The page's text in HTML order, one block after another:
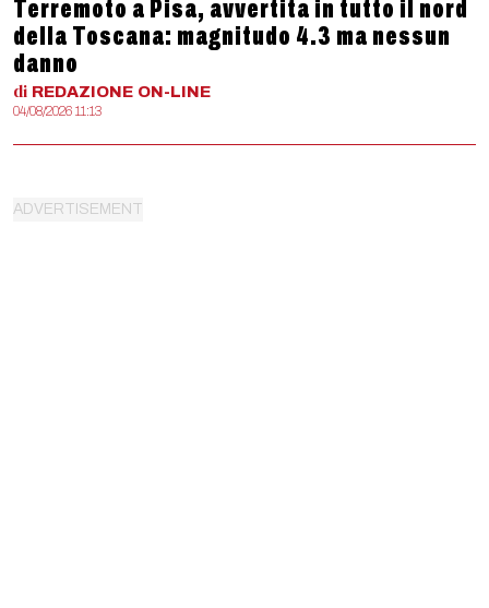
Terremoto a Pisa, avvertita in tutto il nord
della Toscana: magnitudo 4.3 ma nessun
danno
di REDAZIONE ON-LINE
04/08/2026 11:13